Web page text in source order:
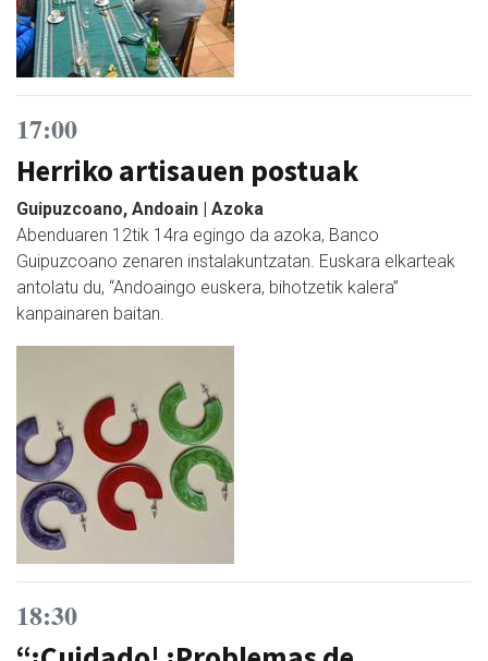
17:00
Herriko artisauen postuak
Guipuzcoano, Andoain | Azoka
Abenduaren 12tik 14ra egingo da azoka, Banco
Guipuzcoano zenaren instalakuntzatan. Euskara elkarteak
antolatu du, “Andoaingo euskera, bihotzetik kalera”
kanpainaren baitan.
18:30